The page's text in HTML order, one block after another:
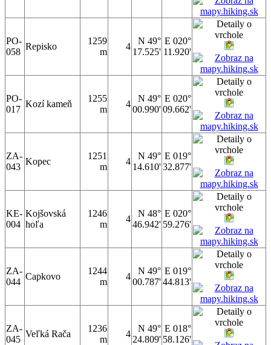
PO-
058
Repisko
1259
m
4
N 49°
17.525'
E 020°
11.920'
PO-
017
Kozí kameň
1255
m
4
N 49°
00.990'
E 020°
09.662'
ZA-
043
Kopec
1251
m
4
N 49°
14.610'
E 019°
32.877'
KE-
004
Kojšovská
hoľa
1246
m
4
N 48°
46.942'
E 020°
59.276'
ZA-
044
Capkovo
1244
m
4
N 49°
00.787'
E 019°
44.813'
ZA-
045
Veľká Rača
1236
m
4
N 49°
24.809'
E 018°
58.126'